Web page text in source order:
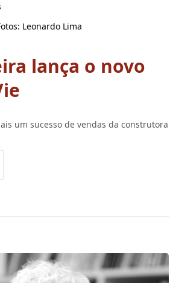
Leonardo Lima
lança o novo
um sucesso de vendas da construtora